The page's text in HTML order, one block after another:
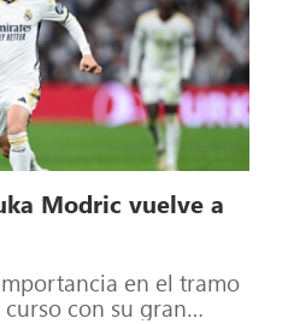
Modric vuelve a
en el tramo
con su gran